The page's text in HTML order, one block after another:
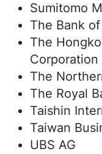
Sumitomo
The Bank
The
Corporation
The
The Royal
Taishin
Taiwan
UBS AG